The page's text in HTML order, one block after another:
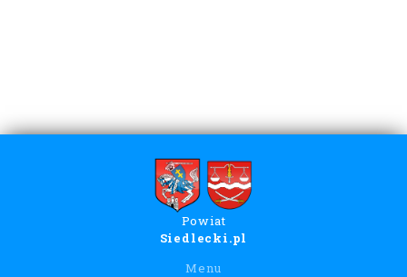
Powiat
Siedlecki.pl
Menu